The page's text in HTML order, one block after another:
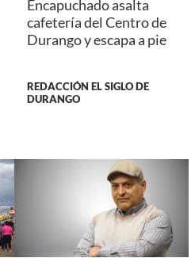
Encapuchado asalta
cafetería del Centro de
Durango y escapa a pie
REDACCIÓN EL SIGLO DE
DURANGO